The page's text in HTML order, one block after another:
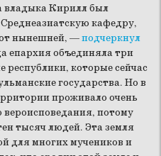
владыка Кирилл был
кафедру,
от нынешней, —подчеркнул
епархия объединяла три
республики, которые сейчас
государства. Но в
проживало очень
вероисповедания, потому
тысяч людей. Эта земля
для многих мучеников и